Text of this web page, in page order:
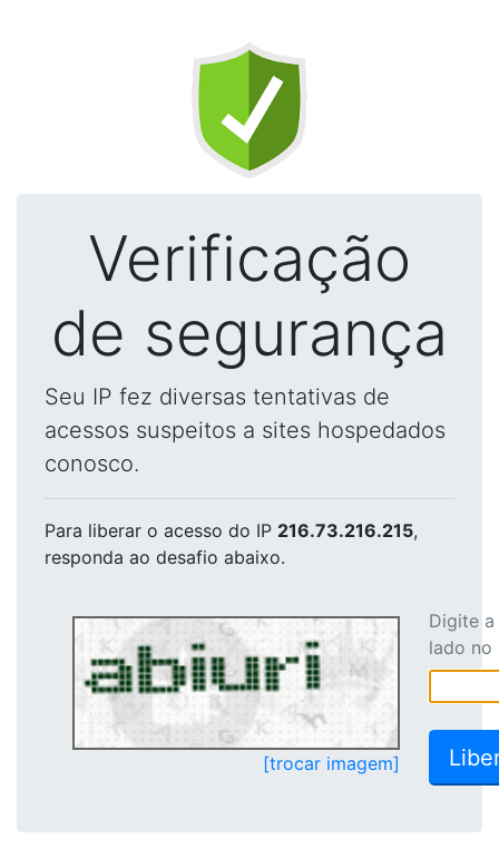
Verificação
de segurança
Seu IP fez diversas tentativas de
acessos suspeitos a sites hospedados
conosco.
Para liberar o acesso do IP 216.73.216.215,
responda ao desafio abaixo.
[trocar imagem]
Digite
lado no